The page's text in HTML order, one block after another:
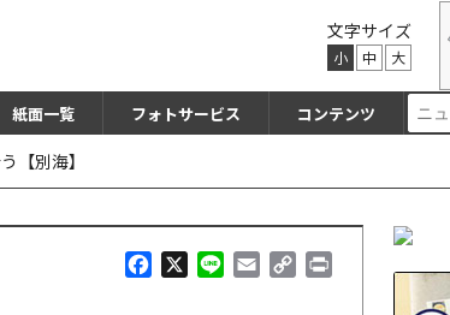
文字サイズ
小 中 大
紙面一覧 フォトサービス コンテンツ
【別海】